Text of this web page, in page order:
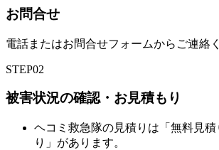
お問合せ
電話またはお問合せフォームからご連絡
STEP02
被害状況の確認・お見積もり
ヘコミ救急隊の見積りは「無料見
り」があります。